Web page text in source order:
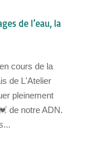
de l’eau, la
cours de la
de L'Atelier
pleinement
de notre ADN.